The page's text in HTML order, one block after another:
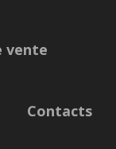
vente
Contacts